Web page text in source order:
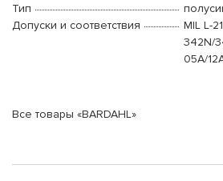
Тип
Допуски и соответствия
MIL L-
342N/
05A/
Все товары «BARDAHL»